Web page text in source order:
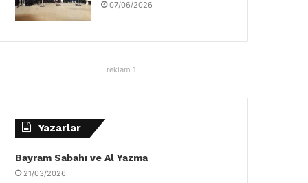
07/06/2026
reklam 1
Yazarlar
Bayram Sabahı ve Al Yazma
21/03/2026